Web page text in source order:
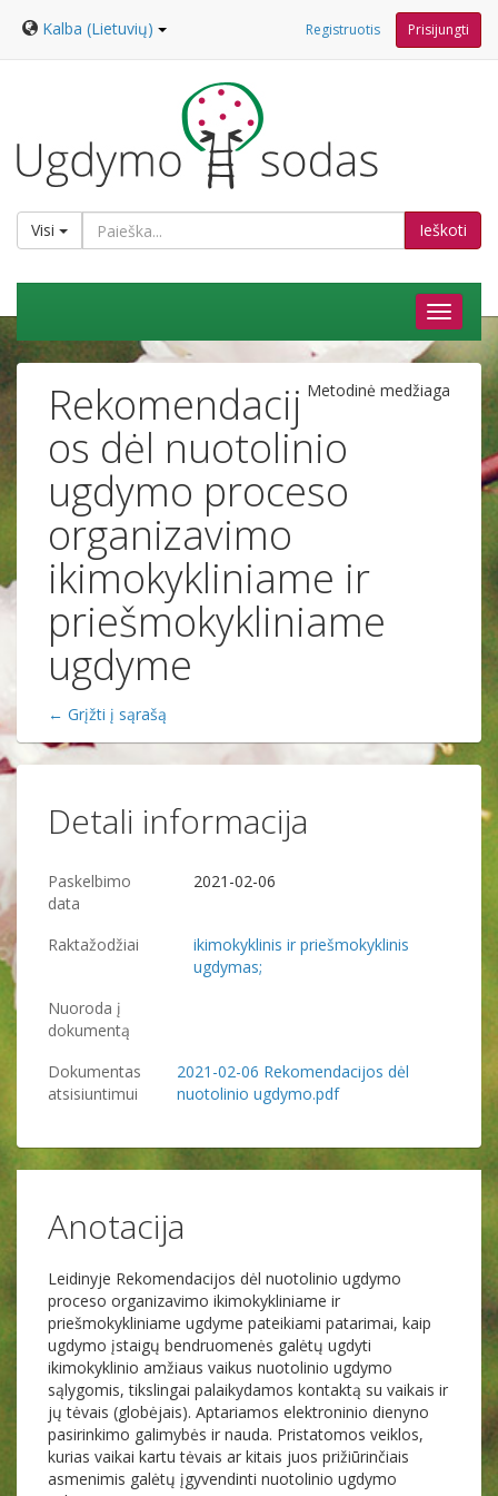
Kalba (Lietuvių) Registruotis Prisijungti
Visi Ieškoti
Metodinė medžiaga
Rekomendacij
os dėl nuotolinio
ugdymo proceso
organizavimo
ikimokykliniame ir
priešmokykliniame
ugdyme
← Grįžti į sąrašą
Detali informacija
Paskelbimo
data
2021-02-06
Raktažodžiai
ikimokyklinis ir priešmokyklinis
ugdymas;
Nuoroda į
dokumentą
Dokumentas
atsisiuntimui
2021-02-06 Rekomendacijos dėl
nuotolinio ugdymo.pdf
Anotacija
Leidinyje Rekomendacijos dėl nuotolinio ugdymo
proceso organizavimo ikimokykliniame ir
priešmokykliniame ugdyme pateikiami patarimai, kaip
ugdymo įstaigų bendruomenės galėtų ugdyti
ikimokyklinio amžiaus vaikus nuotolinio ugdymo
sąlygomis, tikslingai palaikydamos kontaktą su vaikais ir
jų tėvais (globėjais). Aptariamos elektroninio dienyno
pasirinkimo galimybės ir nauda. Pristatomos veiklos,
kurias vaikai kartu tėvais ar kitais juos prižiūrinčiais
asmenimis galėtų įgyvendinti nuotolinio ugdymo